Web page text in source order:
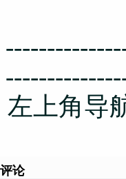
左上角导
评论